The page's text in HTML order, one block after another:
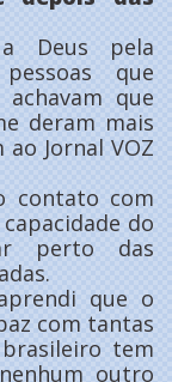
Deus pela
que
que
deram mais
Jornal VOZ
contato com
do
perto das
que o
com tantas
tem
outro